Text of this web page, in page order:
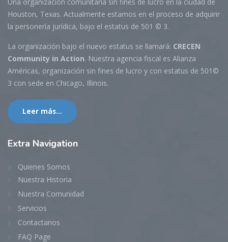
Houston, Texas. Actualmente estamos en el proceso de adquirir
la personería jurídica, bajo el estatus de 501 © 3.
La organización bajo el nuevo estatus se llamará: CRECEN
Community in Action. Nuestra agencia fiscal es Alianza
Américas, organización sin fines de lucro y con estatus de 501©
3 con sede en Chicago, Illinois.
Leer más...
Extra Navigation
Quienes Somos
Nuestra Historia
Nuestra Comunidad
Servicios
Contactanos
FAQ Page